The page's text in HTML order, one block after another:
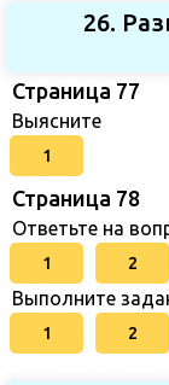
26.
Страница 77
Выясните
1
Страница 78
Ответьте на
1 2
Выполните
1 2